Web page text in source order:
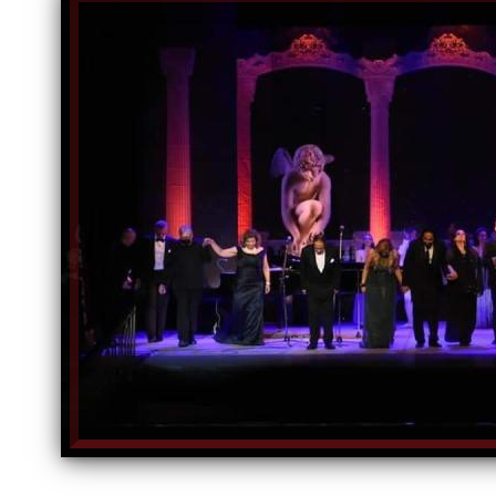
إلهام شرشر تكتب: دي مبقتش كورة..
الكاتبة إلهام شرشر تهنئ الرئيس
السيسي بعيد ميلاده وتُشيد بجهوده
في بناء الدولة